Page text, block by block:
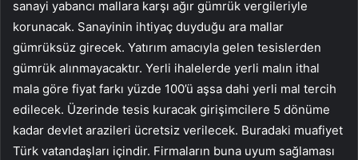
sanayi yabancı mallara karşı ağır gümrük vergileriyle
korunacak. Sanayinin ihtiyaç duyduğu ara mallar
gümrüksüz girecek. Yatırım amacıyla gelen tesislerden
gümrük alınmayacaktır. Yerli ihalelerde yerli malın ithal
mala göre fiyat farkı yüzde 100’ü aşsa dahi yerli mal tercih
edilecek. Üzerinde tesis kuracak girişimcilere 5 dönüme
kadar devlet arazileri ücretsiz verilecek. Buradaki muafiyet
Türk vatandaşları içindir. Firmaların buna uyum sağlaması